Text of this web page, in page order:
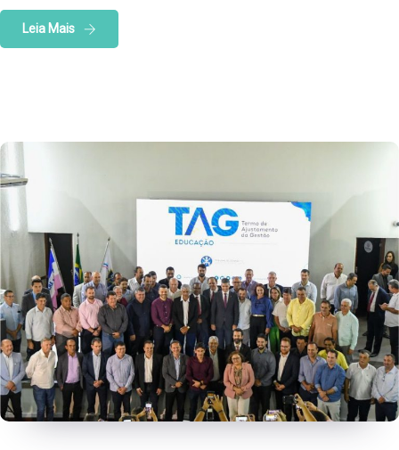
Leia Mais